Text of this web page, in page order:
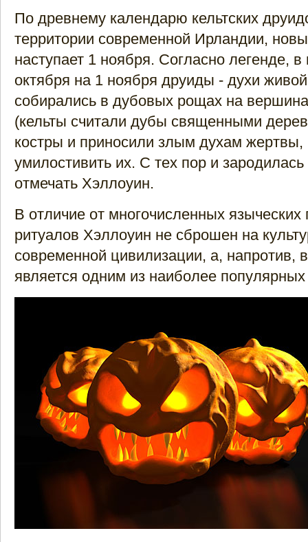
По древнему календарю кельтских
территории современной Ирландии,
наступает 1 ноября. Согласно легенде, в
октября на 1 ноября друиды - духи
собирались в дубовых рощах на
(кельты считали дубы священными
костры и приносили злым духам жертвы,
умилостивить их. С тех пор и
отмечать Хэллоуин.
В отличие от многочисленных языческих
ритуалов Хэллоуин не сброшен на
современной цивилизации, а,
является одним из наиболее